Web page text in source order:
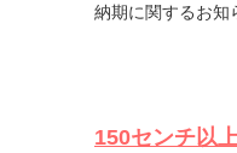
納期に関するお知
150センチ以